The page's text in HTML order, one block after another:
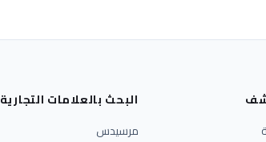
البحث بالعلامات التجارية
مرسيدس